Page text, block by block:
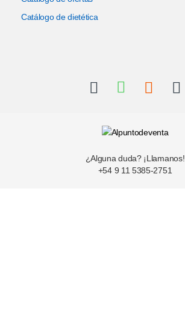
Catálogo de dietética
¿Alguna duda? ¡Llamanos!
+54 9 11 5385-2751